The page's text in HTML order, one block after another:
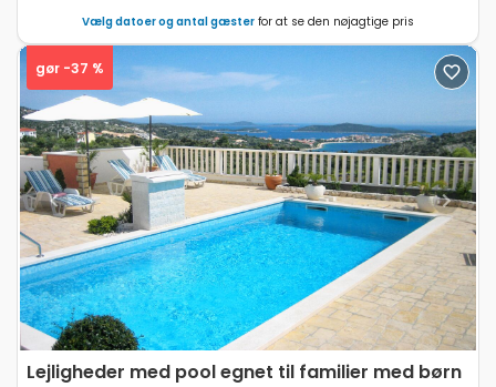
Vælg datoer og antal gæster for at se den nøjagtige pris
Previous Next
gør -37 %
Lejligheder med pool egnet til familier med børn